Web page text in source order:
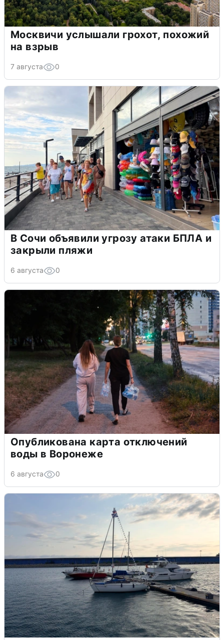
Москвичи услышали грохот, похожий
на взрыв
7 августа 0
В Сочи объявили угрозу атаки БПЛА и
закрыли пляжи
6 августа 0
Опубликована карта отключений
воды в Воронеже
6 августа 0